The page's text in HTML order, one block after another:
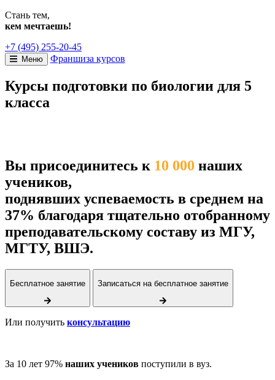
Стань тем,
кем мечтаешь!
+7 (495) 255-20-45
Меню Франшиза курсов
Курсы подготовки по биологии для 5
класса
Вы присоединитесь к 10 000 наших
учеников,
поднявших успеваемость в среднем на
37% благодаря тщательно отобранному
преподавательскому составу из МГУ,
МГТУ, ВШЭ.
Бесплатное занятие Записаться на бесплатное занятие
Или получить консультацию
За 10 лет 97% наших учеников поступили в вуз.